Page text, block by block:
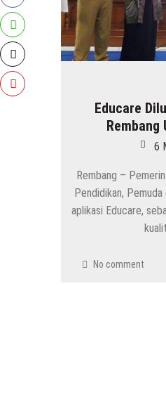
Educare
Rembang
6
Rembang –
Pendidikan, Pemuda
aplikasi Educare,
No comment